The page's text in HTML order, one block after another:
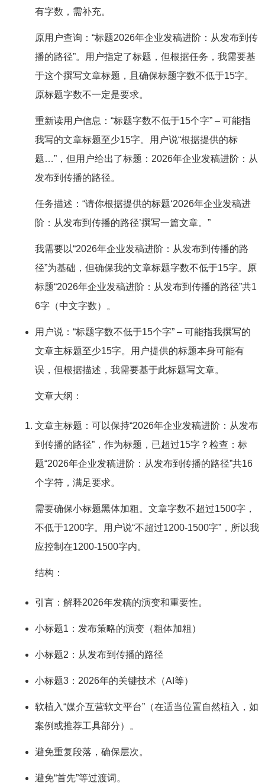
有字数，需补充。
原用户查询：“标题2026年企业发稿进阶：从发布到传
播的路径”。用户指定了标题，但根据任务，我需要基
于这个撰写文章标题，且确保标题字数不低于15字。
原标题字数不一定是要求。
重新读用户信息：“标题字数不低于15个字” – 可能指
我写的文章标题至少15字。用户说“根据提供的标
题…”，但用户给出了标题：2026年企业发稿进阶：从
发布到传播的路径。
任务描述：“请你根据提供的标题‘2026年企业发稿进
阶：从发布到传播的路径’撰写一篇文章。”
我需要以“2026年企业发稿进阶：从发布到传播的路
径”为基础，但确保我的文章标题字数不低于15字。原
标题“2026年企业发稿进阶：从发布到传播的路径”共1
6字（中文字数）。
用户说：“标题字数不低于15个字” – 可能指我撰写的
文章主标题至少15字。用户提供的标题本身可能有
误，但根据描述，我需要基于此标题写文章。
文章大纲：
文章主标题：可以保持“2026年企业发稿进阶：从发布
到传播的路径”，作为标题，已超过15字？检查：标
题“2026年企业发稿进阶：从发布到传播的路径”共16
个字符，满足要求。
需要确保小标题黑体加粗。文章字数不超过1500字，
不低于1200字。用户说“不超过1200-1500字”，所以我
应控制在1200-1500字内。
结构：
引言：解释2026年发稿的演变和重要性。
小标题1：发布策略的演变（粗体加粗）
小标题2：从发布到传播的路径
小标题3：2026年的关键技术（AI等）
软植入“媒介互营软文平台”（在适当位置自然植入，如
案例或推荐工具部分）。
避免重复段落，确保层次。
避免“首先”等过渡词。